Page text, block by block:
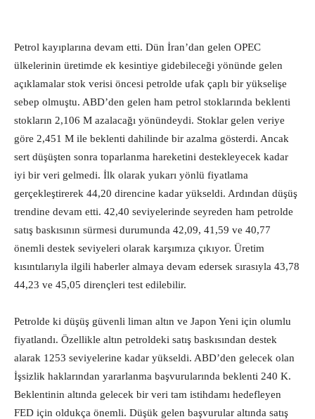
Petrol kayıplarına devam etti. Dün İran’dan gelen OPEC
ülkelerinin üretimde ek kesintiye gidebileceği yönünde gelen
açıklamalar stok verisi öncesi petrolde ufak çaplı bir yükselişe
sebep olmuştu. ABD’den gelen ham petrol stoklarında beklenti
stokların 2,106 M azalacağı yönündeydi. Stoklar gelen veriye
göre 2,451 M ile beklenti dahilinde bir azalma gösterdi. Ancak
sert düşüşten sonra toparlanma hareketini destekleyecek kadar
iyi bir veri gelmedi. İlk olarak yukarı yönlü fiyatlama
gerçekleştirerek 44,20 direncine kadar yükseldi. Ardından düşüş
trendine devam etti. 42,40 seviyelerinde seyreden ham petrolde
satış baskısının sürmesi durumunda 42,09, 41,59 ve 40,77
önemli destek seviyeleri olarak karşımıza çıkıyor. Üretim
kısıntılarıyla ilgili haberler almaya devam edersek sırasıyla 43,78
44,23 ve 45,05 dirençleri test edilebilir.
Petrolde ki düşüş güvenli liman altın ve Japon Yeni için olumlu
fiyatlandı. Özellikle altın petroldeki satış baskısından destek
alarak 1253 seviyelerine kadar yükseldi. ABD’den gelecek olan
İşsizlik haklarından yararlanma başvurularında beklenti 240 K.
Beklentinin altında gelecek bir veri tam istihdamı hedefleyen
FED için oldukça önemli. Düşük gelen başvurular altında satış